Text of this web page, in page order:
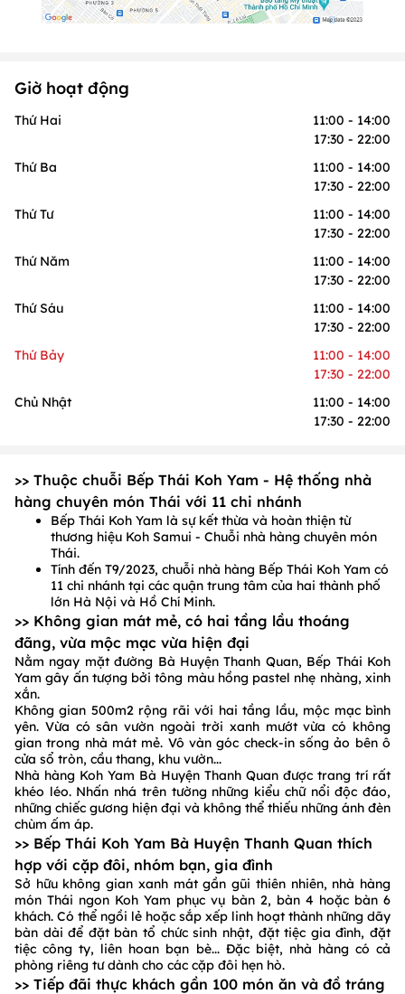
Giờ hoạt động
Thứ Hai
11:00 - 14:00
17:30 - 22:00
Thứ Ba
11:00 - 14:00
17:30 - 22:00
Thứ Tư
11:00 - 14:00
17:30 - 22:00
Thứ Năm
11:00 - 14:00
17:30 - 22:00
Thứ Sáu
11:00 - 14:00
17:30 - 22:00
Thứ Bảy
11:00 - 14:00
17:30 - 22:00
Chủ Nhật
11:00 - 14:00
17:30 - 22:00
>> Thuộc chuỗi Bếp Thái Koh Yam - Hệ thống nhà
hàng chuyên món Thái với 11 chi nhánh
Bếp Thái Koh Yam là sự kết thừa và hoàn thiện từ
thương hiệu Koh Samui - Chuỗi nhà hàng chuyên món
Thái.
Tính đến T9/2023, chuỗi nhà hàng Bếp Thái Koh Yam có
11 chi nhánh tại các quận trung tâm của hai thành phố
lớn Hà Nội và Hồ Chí Minh.
>> Không gian mát mẻ, có hai tầng lầu thoáng
đãng, vừa mộc mạc vừa hiện đại
Nằm ngay mặt đường Bà Huyện Thanh Quan, Bếp Thái Koh
Yam gây ấn tượng bởi tông màu hồng pastel nhẹ nhàng, xinh
xắn.
Không gian 500m2 rộng rãi với hai tầng lầu, mộc mạc bình
yên. Vừa có sân vườn ngoài trời xanh mướt vừa có không
gian trong nhà mát mẻ. Vô vàn góc check-in sống ảo bên ô
cửa sổ tròn, cầu thang, khu vườn...
Nhà hàng Koh Yam Bà Huyện Thanh Quan được trang trí rất
khéo léo. Nhấn nhá trên tường những kiểu chữ nổi độc đáo,
những chiếc gương hiện đại và không thể thiếu những ánh đèn
chùm ấm áp.
>> Bếp Thái Koh Yam Bà Huyện Thanh Quan thích
hợp với cặp đôi, nhóm bạn, gia đình
Sở hữu không gian xanh mát gần gũi thiên nhiên, nhà hàng
món Thái ngon Koh Yam phục vụ bàn 2, bàn 4 hoặc bàn 6
khách. Có thể ngồi lẻ hoặc sắp xếp linh hoạt thành những dãy
bàn dài để đặt bàn tổ chức sinh nhật, đặt tiệc gia đình, đặt
tiệc công ty, liên hoan bạn bè... Đặc biệt, nhà hàng có cả
phòng riêng tư dành cho các cặp đôi hẹn hò.
>> Tiếp đãi thực khách gần 100 món ăn và đồ tráng